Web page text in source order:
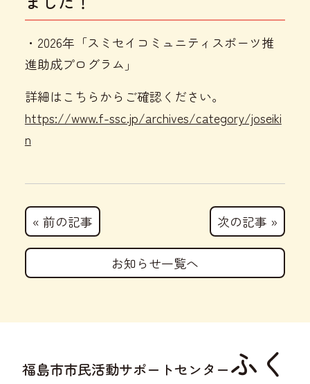
・2026年「スミセイコミュニティスポーツ推
進助成プログラム」
詳細はこちらからご確認ください。
https://www.f-ssc.jp/archives/category/joseiki
n
« 前の記事
お知らせ一覧へ
次の記事 »
福島市市民活動サポートセンターふく